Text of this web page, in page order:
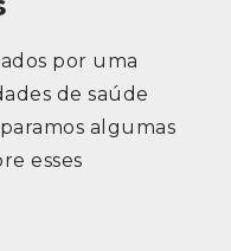
por uma
de saúde
algumas
esses